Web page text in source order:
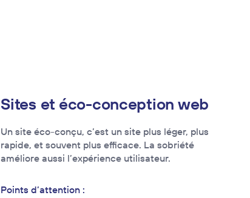
Sites et éco-conception web
Un site éco-conçu, c’est un site plus léger, plus
rapide, et souvent plus efficace. La sobriété
améliore aussi l’expérience utilisateur.
Points d’attention :